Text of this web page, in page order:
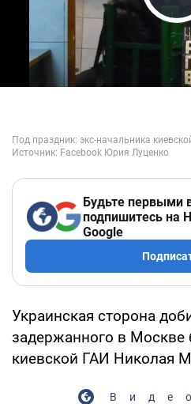
Будьте первыми
подпишитесь на
Google
Украинская сторона
задержанного в Москве
киевской ГАИ Николая